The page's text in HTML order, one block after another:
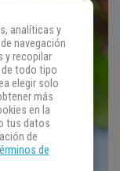
analíticas y
navegación
y recopilar
todo tipo
elegir solo
más
en la
tus datos
de
de